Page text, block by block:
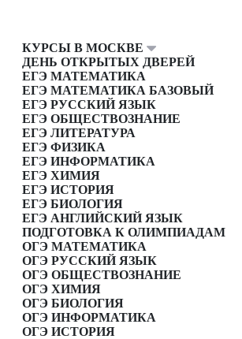
КУРСЫ В МОСКВЕ
ДЕНЬ ОТКРЫТЫХ ДВЕРЕЙ
ЕГЭ МАТЕМАТИКА
ЕГЭ МАТЕМАТИКА БАЗОВЫЙ
ЕГЭ РУССКИЙ ЯЗЫК
ЕГЭ ОБЩЕСТВОЗНАНИЕ
ЕГЭ ЛИТЕРАТУРА
ЕГЭ ФИЗИКА
ЕГЭ ИНФОРМАТИКА
ЕГЭ ХИМИЯ
ЕГЭ ИСТОРИЯ
ЕГЭ БИОЛОГИЯ
ЕГЭ АНГЛИЙСКИЙ ЯЗЫК
ПОДГОТОВКА К ОЛИМПИАДАМ
ОГЭ МАТЕМАТИКА
ОГЭ РУССКИЙ ЯЗЫК
ОГЭ ОБЩЕСТВОЗНАНИЕ
ОГЭ ХИМИЯ
ОГЭ БИОЛОГИЯ
ОГЭ ИНФОРМАТИКА
ОГЭ ИСТОРИЯ